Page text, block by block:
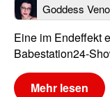
Goddess
Eine im Endeffekt
Babestation24-
Mehr lesen